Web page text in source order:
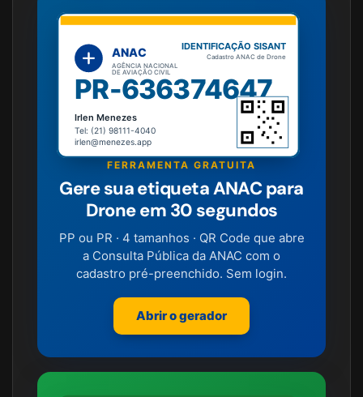
ANAC
AGÊNCIA NACIONAL
DE AVIAÇÃO CIVIL
IDENTIFICAÇÃO SISANT
Cadastro ANAC de Drone
PR-636374647
Irlen Menezes
Tel: (21) 98111-4040
irlen@menezes.app
FERRAMENTA GRATUITA
Gere sua etiqueta ANAC para
Drone em 30 segundos
PP ou PR · 4 tamanhos · QR Code que abre
a Consulta Pública da ANAC com o
cadastro pré-preenchido. Sem login.
Abrir o gerador